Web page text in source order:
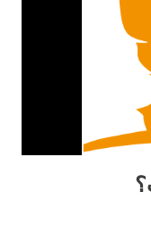
تفاوت اصلی میان این دو
مرغ بلک استار کمی